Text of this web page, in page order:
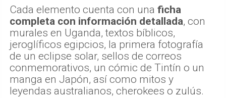
Cada elemento cuenta con una ficha
completa con información detallada, con
murales en Uganda, textos bíblicos,
jeroglíficos egipcios, la primera fotografía
de un eclipse solar, sellos de correos
conmemorativos, un cómic de Tintín o un
manga en Japón, así como mitos y
leyendas australianos, cherokees o zulús.